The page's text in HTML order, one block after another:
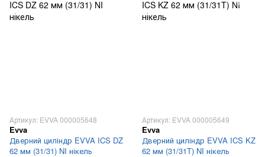
Артикул: EVVA 000005648
Evva
Дверний циліндр EVVA ICS DZ
62 мм (31/31) NI нікель
Артикул: EVVA 000005649
Evva
Дверний циліндр EVVA ICS KZ
62 мм (31/31T) NI нікель